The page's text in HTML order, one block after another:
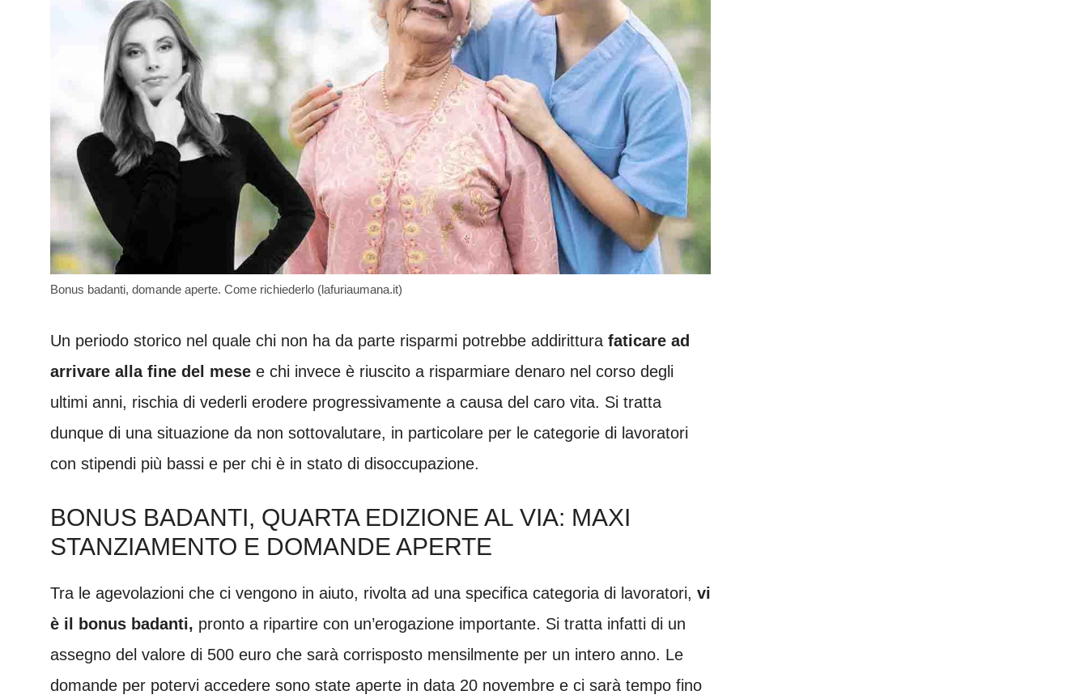
Bonus badanti, domande aperte. Come richiederlo (lafuriaumana.it)
Un periodo storico nel quale chi non ha da parte risparmi potrebbe addirittura faticare ad
arrivare alla fine del mese e chi invece è riuscito a risparmiare denaro nel corso degli
ultimi anni, rischia di vederli erodere progressivamente a causa del caro vita. Si tratta
dunque di una situazione da non sottovalutare, in particolare per le categorie di lavoratori
con stipendi più bassi e per chi è in stato di disoccupazione.
BONUS BADANTI, QUARTA EDIZIONE AL VIA: MAXI
STANZIAMENTO E DOMANDE APERTE
Tra le agevolazioni che ci vengono in aiuto, rivolta ad una specifica categoria di lavoratori, vi
è il bonus badanti, pronto a ripartire con un’erogazione importante. Si tratta infatti di un
assegno del valore di 500 euro che sarà corrisposto mensilmente per un intero anno. Le
domande per potervi accedere sono state aperte in data 20 novembre e ci sarà tempo fino